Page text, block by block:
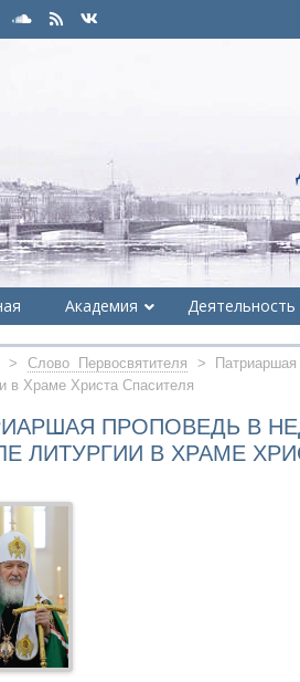
Академия Деятельность
> Слово Первосвятителя >
в Храме Христа Спасителя
ПРОПОВЕДЬ В
ЛИТУРГИИ В ХРАМЕ